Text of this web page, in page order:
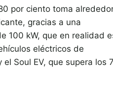
por ciento toma
gracias a una
100 kW, que en realidad
eléctricos de
Soul EV, que supera los